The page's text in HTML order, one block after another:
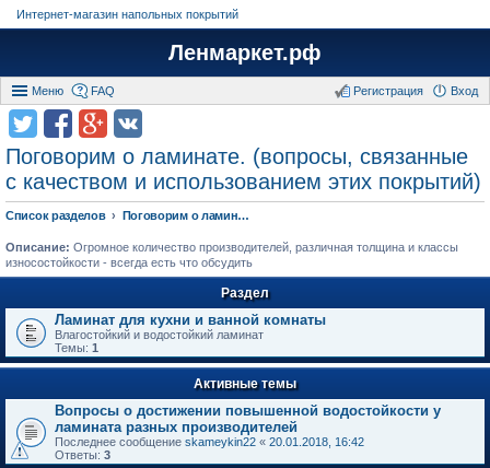
Интернет-магазин напольных покрытий
Ленмаркет.рф
Меню FAQ Вход
Регистрация
Поговорим о ламинате. (вопросы, связанные
с качеством и использованием этих покрытий)
Список разделов Поговорим о ламинате. (вопросы, связанные с качеством и использованием этих покрытий)
Описание: Огромное количество производителей, различная толщина и классы
износостойкости - всегда есть что обсудить
Раздел
Ламинат для кухни и ванной комнаты
Влагостойкий и водостойкий ламинат
Темы: 1
Активные темы
Вопросы о достижении повышенной водостойкости у
ламината разных производителей
Последнее сообщение skameykin22 « 20.01.2018, 16:42
Ответы: 3